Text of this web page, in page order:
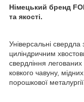
Німецький бренд
та якості.
Універсальні свердла
циліндричним
свердління легованих
ковкого чавуну,
порошкової